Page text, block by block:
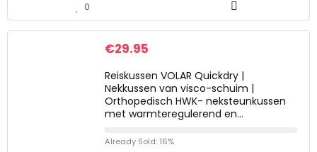
0
€29.95
Reiskussen VOLAR Quickdry |
Nekkussen van visco-schuim |
Orthopedisch HWK- neksteunkussen
met warmteregulerend en…
Already Sold: 16%